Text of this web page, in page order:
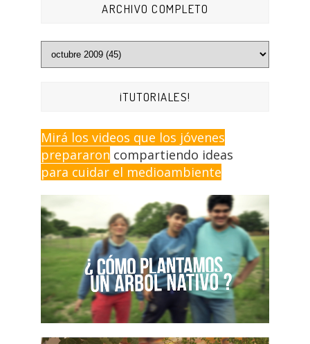
ARCHIVO COMPLETO
¡TUTORIALES!
Mirá los videos que los jóvenes
prepararon compartiendo ideas
para cuidar el medioambiente